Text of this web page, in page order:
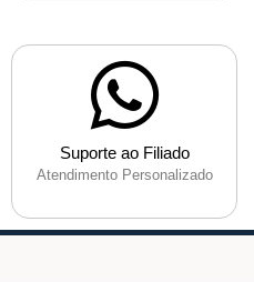
Suporte ao Filiado
Atendimento Personalizado